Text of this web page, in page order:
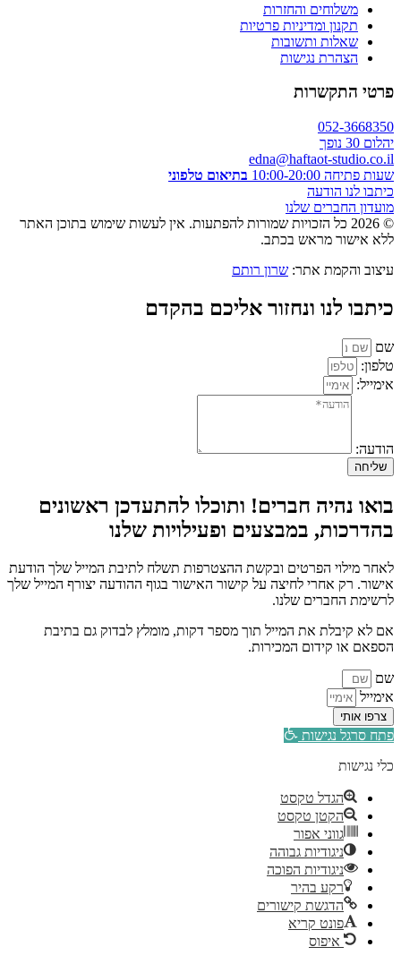
משלוחים והחזרות
תקנון ומדיניות פרטיות
שאלות ותשובות
הצהרת נגישות
פרטי התקשרות
052-3668350
יהלום 30 נופך
edna@haftaot-studio.co.il
שעות פתיחה 10:00-20:00
בתיאום טלפוני
כיתבו לנו הודעה
מועדון החברים שלנו
© 2026 כל הזכויות שמורות להפתעות. אין לעשות שימוש בתוכן האתר
ללא אישור מראש בכתב.
עיצוב והקמת אתר: שרון רותם
כיתבו לנו ונחזור אליכם בהקדם
שם
טלפון:
אימייל:
הודעה:
שליחה
בואו נהיה חברים! ותוכלו להתעדכן ראשונים
בהדרכות, במבצעים ופעילויות שלנו
לאחר מילוי הפרטים ובקשת ההצטרפות תשלח לתיבת המייל שלך הודעת
אישור. רק אחרי לחיצה על קישור האישור בגוף ההודעה יצורף המייל שלך
לרשימת החברים שלנו.
אם לא קיבלת את המייל תוך מספר דקות, מומלץ לבדוק גם בתיבת
הספאם או קידום המכירות.
שם
אימייל
צרפו אותי
פתח סרגל נגישות
כלי נגישות
הגדל טקסט
הקטן טקסט
גווני אפור
ניגודיות גבוהה
ניגודיות הפוכה
רקע בהיר
הדגשת קישורים
פונט קריא
איפוס